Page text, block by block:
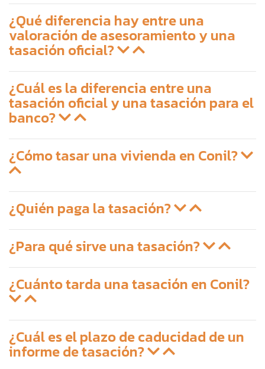
¿Qué diferencia hay entre una
valoración de asesoramiento y una
tasación oficial?
¿Cuál es la diferencia entre una
tasación oficial y una tasación para el
banco?
¿Cómo tasar una vivienda en Conil?
¿Quién paga la tasación?
¿Para qué sirve una tasación?
¿Cuánto tarda una tasación en Conil?
¿Cuál es el plazo de caducidad de un
informe de tasación?